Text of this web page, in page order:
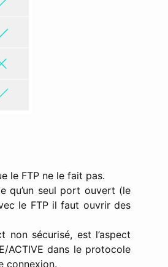
le FTP ne le fait pas.
qu’un seul port ouvert (le
le FTP il faut ouvrir des
non sécurisé, est l’aspect
ACTIVE dans le protocole
connexion.